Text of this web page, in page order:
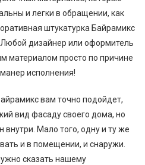
и легки в обращении, как
штукатурка Байрамикс
дизайнер или оформитель
материалом просто по причине
исполнения!
вам точно подойдет,
вид фасаду своего дома, но
внутри. Мало того, одну и ту же
и в помещении, и снаружи.
сказать нашему